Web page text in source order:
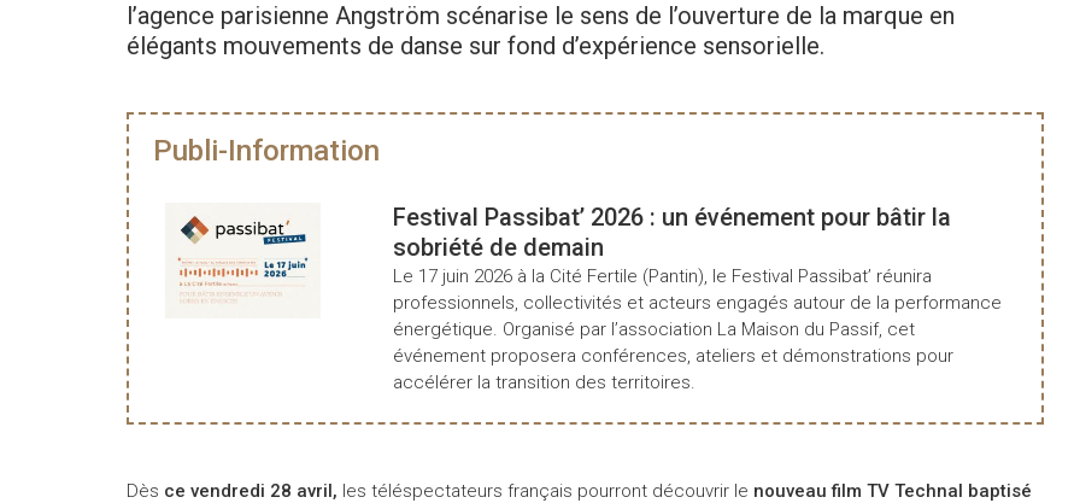
l’agence parisienne Angström scénarise le sens de l’ouverture de la marque en
élégants mouvements de danse sur fond d’expérience sensorielle.
Publi-Information
Festival Passibat’ 2026 : un événement pour bâtir la
sobriété de demain
Le 17 juin 2026 à la Cité Fertile (Pantin), le Festival Passibat’ réunira
professionnels, collectivités et acteurs engagés autour de la performance
énergétique. Organisé par l’association La Maison du Passif, cet
événement proposera conférences, ateliers et démonstrations pour
accélérer la transition des territoires.
Dès ce vendredi 28 avril, les téléspectateurs français pourront découvrir le nouveau film TV Technal baptisé